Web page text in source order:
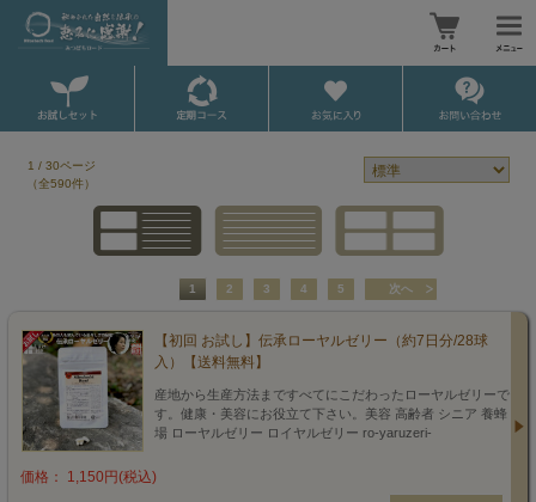
1 / 30ページ
（全590件）
1 2 3 4 5 次へ
【初回 お試し】伝承ローヤルゼリー（約7日分/28球
入）【送料無料】
産地から生産方法まですべてにこだわったローヤルゼリーで
す。健康・美容にお役立て下さい。美容 高齢者 シニア 養蜂
場 ローヤルゼリー ロイヤルゼリー ro-yaruzeri-
価格： 1,150円(税込)